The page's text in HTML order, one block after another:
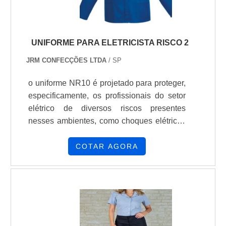
movimento Cuidados com o brim Não usar
produtos a base de cloro Secar em tambor
máximo 150°C
UNIFORME PARA ELETRICISTA RISCO 2
JRM CONFECÇÕES LTDA / SP
o uniforme NR10 é projetado para proteger,
especificamente, os profissionais do setor
elétrico de diversos riscos presentes
nesses ambientes, como choques elétricos
inúmeras vantagens do uso deste uniforme,
confecção dessas peças são a resistência,
sua empresa garante a todos os
colaboradores: 1. Proteção contra choques
elétricos Em síntese, o uniforme NR10 é
COTAR AGORA